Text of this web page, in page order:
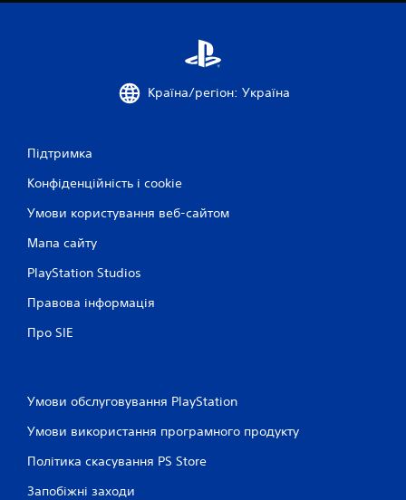
Країна/регіон: Україна
Підтримка
Конфіденційність і cookie
Умови користування веб-сайтом
Мапа сайту
PlayStation Studios
Правова інформація
Про SIE
Умови обслуговування PlayStation
Умови використання програмного продукту
Політика скасування PS Store
Запобіжні заходи